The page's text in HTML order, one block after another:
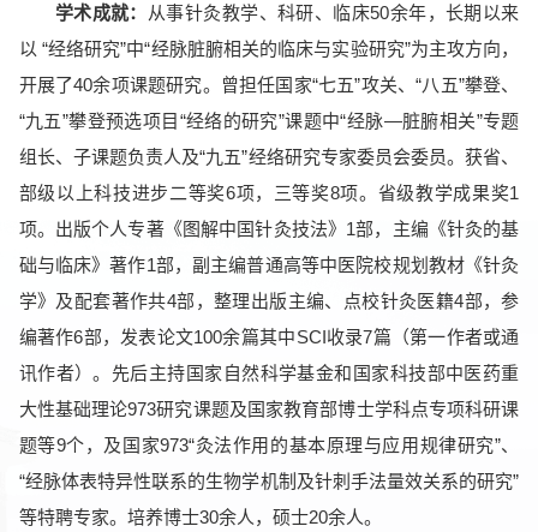
学术成就：
从事针灸教学、科研、临床50余年，长期以来
以 “经络研究”中“经脉脏腑相关的临床与实验研究”为主攻方向，
开展了40余项课题研究。曾担任国家“七五”攻关、“八五”攀登、
“九五”攀登预选项目“经络的研究”课题中“经脉—脏腑相关”专题
组长、子课题负责人及“九五”经络研究专家委员会委员。获省、
部级以上科技进步二等奖6项，三等奖8项。省级教学成果奖1
项。出版个人专著《图解中国针灸技法》1部，主编《针灸的基
础与临床》著作1部，副主编普通高等中医院校规划教材《针灸
学》及配套著作共4部，整理出版主编、点校针灸医籍4部，参
编著作6部，发表论文100余篇其中SCI收录7篇（第一作者或通
讯作者）。先后主持国家自然科学基金和国家科技部中医药重
大性基础理论973研究课题及国家教育部博士学科点专项科研课
题等9个，及国家973“灸法作用的基本原理与应用规律研究”、
“经脉体表特异性联系的生物学机制及针刺手法量效关系的研究”
等特聘专家。培养博士30余人，硕士20余人。